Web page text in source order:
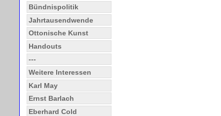
Bündnispolitik
Jahrtausendwende
Ottonische Kunst
Handouts
---
Weitere Interessen
Karl May
Ernst Barlach
Eberhard Cold